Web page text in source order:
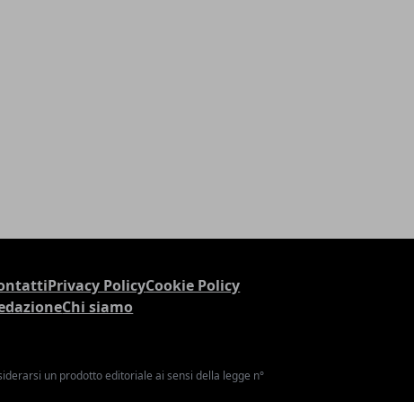
Privacy PolicyCookie Policy
Chi siamo
un prodotto editoriale ai sensi della legge n°